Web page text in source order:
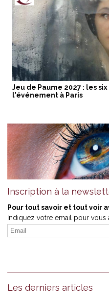
Jeu de Paume 2027 : les
l'événement à Paris
Inscription à la
Pour tout savoir et tout voir
Indiquez votre email pour vous
Les derniers articles